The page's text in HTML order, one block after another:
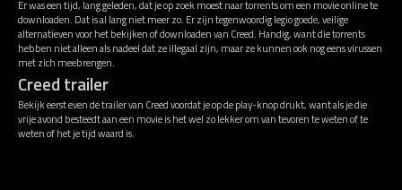
Er was een tijd, lang geleden, dat je op zoek moest naar torrents om een movie online te
downloaden. Dat is al lang niet meer zo. Er zijn tegenwoordig legio goede, veilige
alternatieven voor het bekijken of downloaden van Creed. Handig, want die torrents
hebben niet alleen als nadeel dat ze illegaal zijn, maar ze kunnen ook nog eens virussen
met zich meebrengen.
Creed trailer
Bekijk eerst even de trailer van Creed voordat je op de play-knop drukt, want als je die
vrije avond besteedt aan een movie is het wel zo lekker om van tevoren te weten of te
weten of het je tijd waard is.